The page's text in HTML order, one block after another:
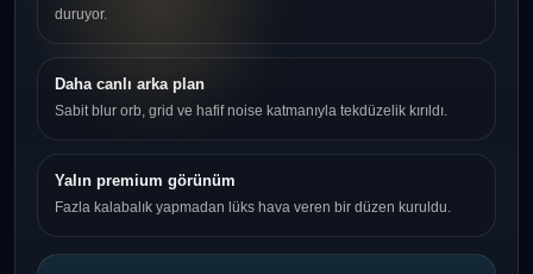
duruyor.
Daha canlı arka plan
Sabit blur orb, grid ve hafif noise katmanıyla tekdüzelik kırıldı.
Yalın premium görünüm
Fazla kalabalık yapmadan lüks hava veren bir düzen kuruldu.